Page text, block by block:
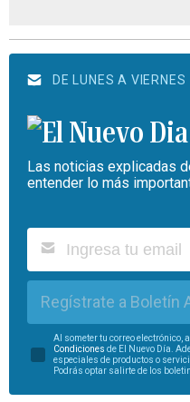
DE LUNES A VIERNES
Las noticias explicadas
entender lo más
Regístrate a Boletín
Al someter tu correo electrónico,
Condiciones de El Nuevo Día.
especiales de productos o
Podrás optar salirte de los